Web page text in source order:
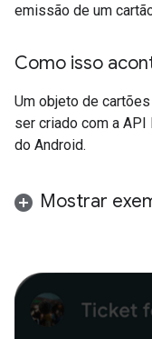
emissão de um
Como isso
Um objeto de
ser criado com a API
do Android.
Mostrar